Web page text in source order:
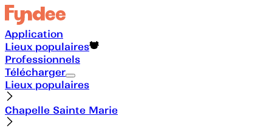
Application
Lieux populaires
Professionnels
Télécharger
Lieux populaires
Chapelle Sainte Marie